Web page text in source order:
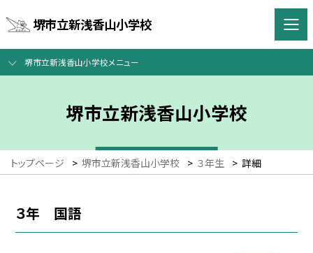
堺市立新浅香山小学校
堺市立新浅香山小学校メニュー
堺市立新浅香山小学校
トップページ > 堺市立新浅香山小学校 > ３年生 > 詳細
３年 国語